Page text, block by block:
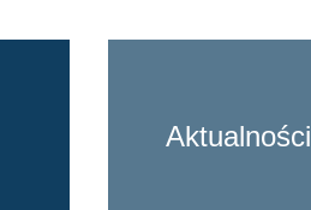
Aktualności